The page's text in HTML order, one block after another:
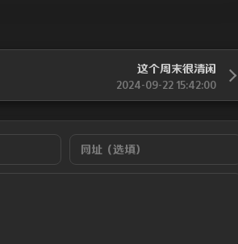
这个周末很清闲
2024-09-22 15:42:00